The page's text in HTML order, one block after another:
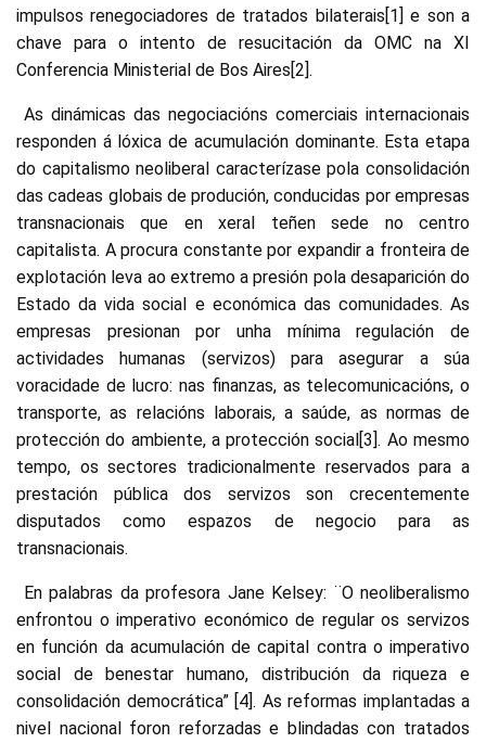
impulsos renegociadores de tratados bilaterais[1] e son a
chave para o intento de resucitación da OMC na XI
Conferencia Ministerial de Bos Aires[2].
As dinámicas das negociacións comerciais internacionais
responden á lóxica de acumulación dominante. Esta etapa
do capitalismo neoliberal caracterízase pola consolidación
das cadeas globais de produción, conducidas por empresas
transnacionais que en xeral teñen sede no centro
capitalista. A procura constante por expandir a fronteira de
explotación leva ao extremo a presión pola desaparición do
Estado da vida social e económica das comunidades. As
empresas presionan por unha mínima regulación de
actividades humanas (servizos) para asegurar a súa
voracidade de lucro: nas finanzas, as telecomunicacións, o
transporte, as relacións laborais, a saúde, as normas de
protección do ambiente, a protección social[3]. Ao mesmo
tempo, os sectores tradicionalmente reservados para a
prestación pública dos servizos son crecentemente
disputados como espazos de negocio para as
transnacionais.
En palabras da profesora Jane Kelsey: ¨O neoliberalismo
enfrontou o imperativo económico de regular os servizos
en función da acumulación de capital contra o imperativo
social de benestar humano, distribución da riqueza e
consolidación democrática” [4]. As reformas implantadas a
nivel nacional foron reforzadas e blindadas con tratados